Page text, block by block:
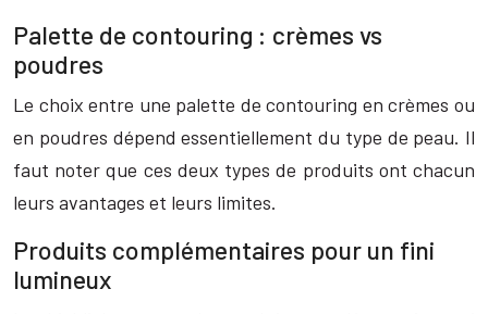
Palette de contouring : crèmes vs
poudres
Le choix entre une palette de contouring en crèmes ou
en poudres dépend essentiellement du type de peau. Il
faut noter que ces deux types de produits ont chacun
leurs avantages et leurs limites.
Produits complémentaires pour un fini
lumineux